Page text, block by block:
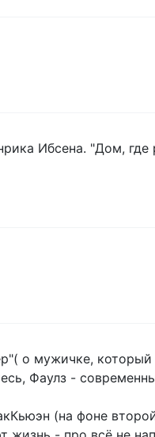
Ибсена. "Дом,
о мужичке,
Фаулз -
(на фоне